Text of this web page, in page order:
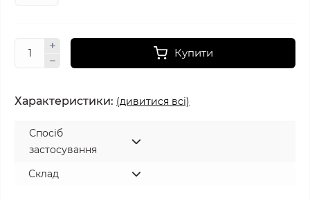
Купити
Характеристики: (дивитися всі)
Спосіб
застосування
Склад